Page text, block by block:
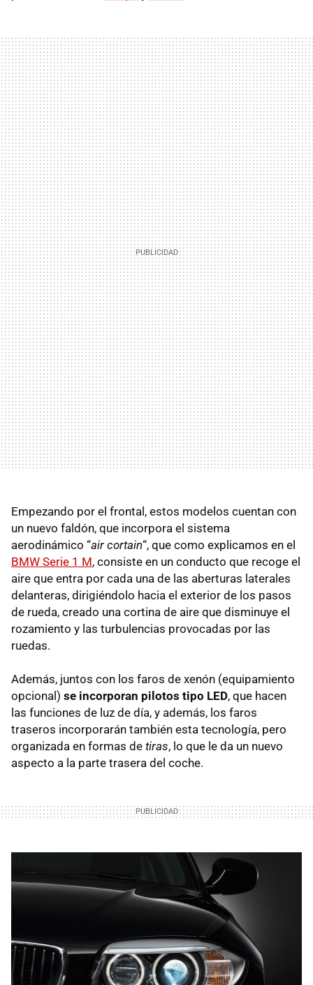
Empezando por el frontal, estos modelos cuentan con
un nuevo faldón, que incorpora el sistema
aerodinámico “air cortain“, que como explicamos en el
BMW Serie 1 M, consiste en un conducto que recoge el
aire que entra por cada una de las aberturas laterales
delanteras, dirigiéndolo hacia el exterior de los pasos
de rueda, creado una cortina de aire que disminuye el
rozamiento y las turbulencias provocadas por las
ruedas.
Además, juntos con los faros de xenón (equipamiento
opcional) se incorporan pilotos tipo LED, que hacen
las funciones de luz de día, y además, los faros
traseros incorporarán también esta tecnología, pero
organizada en formas de tiras, lo que le da un nuevo
aspecto a la parte trasera del coche.